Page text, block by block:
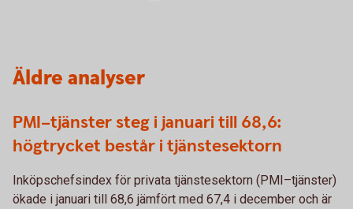
Äldre analyser
PMI–tjänster steg i januari till 68,6:
högtrycket består i tjänstesektorn
Inköpschefsindex för privata tjänstesektorn (PMI–tjänster)
ökade i januari till 68,6 jämfört med 67,4 i december och är